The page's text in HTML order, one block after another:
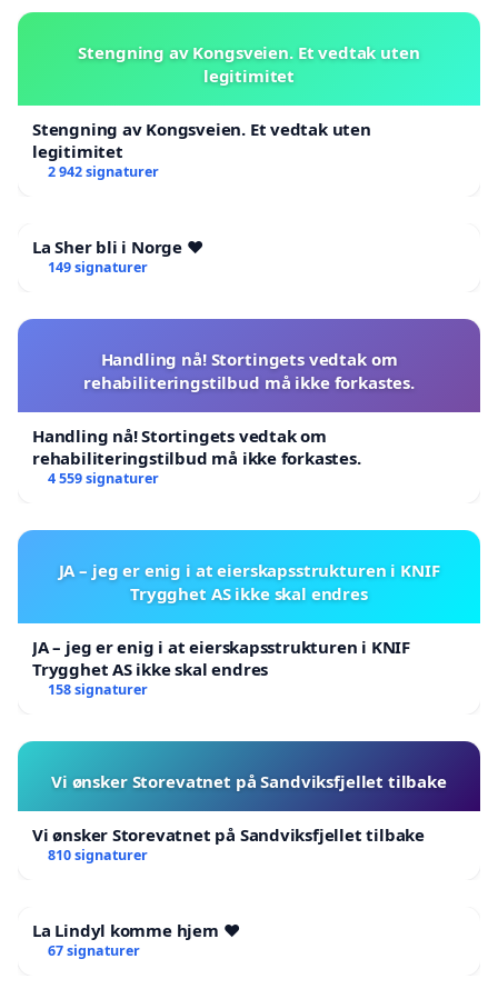
Stengning av Kongsveien. Et vedtak uten
legitimitet
Stengning av Kongsveien. Et vedtak uten
legitimitet
2 942 signaturer
La Sher bli i Norge ❤️
149 signaturer
Handling nå! Stortingets vedtak om
rehabiliteringstilbud må ikke forkastes.
Handling nå! Stortingets vedtak om
rehabiliteringstilbud må ikke forkastes.
4 559 signaturer
JA – jeg er enig i at eierskapsstrukturen i KNIF
Trygghet AS ikke skal endres
JA – jeg er enig i at eierskapsstrukturen i KNIF
Trygghet AS ikke skal endres
158 signaturer
Vi ønsker Storevatnet på Sandviksfjellet tilbake
Vi ønsker Storevatnet på Sandviksfjellet tilbake
810 signaturer
La Lindyl komme hjem ❤️
67 signaturer